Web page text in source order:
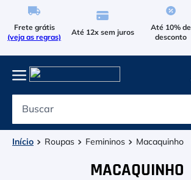
Frete grátis
(veja as regras)
Até 12x sem juros
Até 10% de
desconto
Roupas Femininos Macaquinho
MACAQUINHO
Termos mais buscados
1º